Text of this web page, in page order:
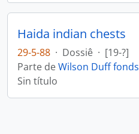
Haida indian chests
29-5-88 · Dossiê · [19-?]
Parte deWilson Duff fonds
Sin título